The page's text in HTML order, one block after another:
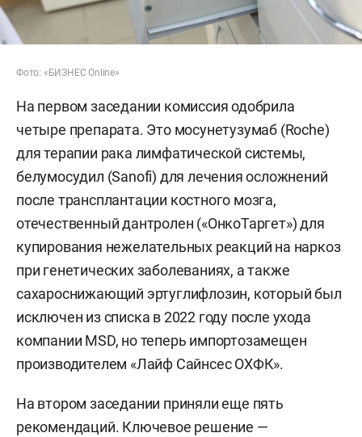
Фото: «БИЗНЕС Online»
На первом заседании комиссия одобрила
четыре препарата. Это мосунетузумаб (Roche)
для терапии рака лимфатической системы,
белумосудил (Sanofi) для лечения осложнений
после трансплантации костного мозга,
отечественный дантролен («ОнкоТаргет») для
купирования нежелательных реакций на наркоз
при генетических заболеваниях, а также
сахароснижающий эртуглифлозин, который был
исключен из списка в 2022 году после ухода
компании MSD, но теперь импортозамещен
производителем «Лайф Сайнсес ОХФК».
На втором заседании приняли еще пять
рекомендаций. Ключевое решение —